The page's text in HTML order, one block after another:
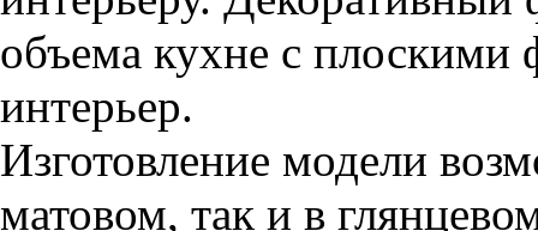
объема кухне с
интерьер.
Изготовление модели
матовом, так и в